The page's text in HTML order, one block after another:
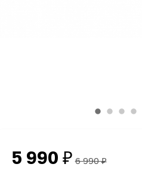
5 990 ₽ 6 990₽